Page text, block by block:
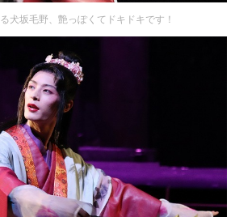
犬坂毛野、艶っぽくてドキドキです！